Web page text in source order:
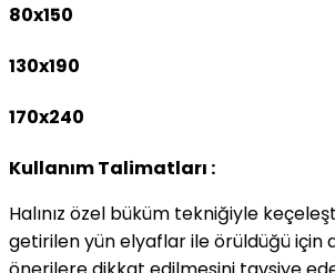
80x150
130x190
170x240
Kullanım Talimatları :
Halınız özel büküm tekniğiyle
getirilen yün elyaflar ile örüldüğü için